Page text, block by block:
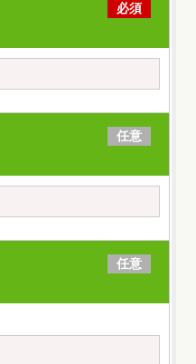
必須
任意
任意